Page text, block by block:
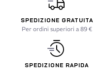
SPEDIZIONE GRATUITA
Per ordini superiori a 89 €
SPEDIZIONE RAPIDA